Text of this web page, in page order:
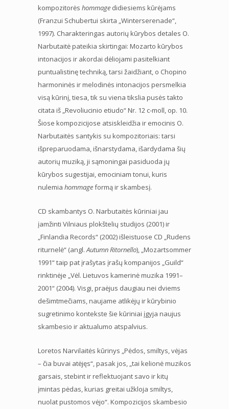
kompozitorės hommage didiesiems kūrėjams
(Franzui Schubertui skirta „Winterserenade“,
1997). Charakteringas autorių kūrybos detales O.
Narbutaitė pateikia skirtingai: Mozarto kūrybos
intonacijos ir akordai dėliojami pasitelkiant
puntualistinę techniką, tarsi žaidžiant, o Chopino
harmoninės ir melodinės intonacijos persmelkia
visą kūrinį, tiesa, tik su viena tikslia pusės takto
citata iš „Revoliucinio etiudo“ Nr. 12 c-moll, op. 10.
Šiose kompozicijose atsiskleidžia ir emocinis O.
Narbutaitės santykis su kompozitoriais: tarsi
išpreparuodama, išnarstydama, išardydama šių
autorių muziką, ji sąmoningai pasiduoda jų
kūrybos sugestijai, emociniam tonui, kuris
nulemia hommageformą ir skambesį.
CD skambantys O. Narbutaitės kūriniai jau
įamžinti Vilniaus plokštelių studijos (2001) ir
„Finlandia Records“ (2002) išleistuose CD „Rudens
riturnelė“ (angl. Autumn Ritornello), „Mozartsommer
1991“ taip pat įrašytas įrašų kompanijos „Guild“
rinktinėje „Vėl. Lietuvos kamerinė muzika 1991–
2001“ (2004). Visgi, praėjus daugiau nei dviems
dešimtmečiams, naujame atlikėjų ir kūrybinio
sugretinimo kontekste šie kūriniai įgyja naujus
skambesio ir aktualumo atspalvius.
Loretos Narvilaitės kūrinys „Pėdos, smiltys, vėjas
– čia buvai atėjęs“, pasak jos, „tai kelionė muzikos
garsais, stebint ir reflektuojant savo ir kitų
įmintas pėdas, kurias greitai užkloja smiltys,
nuolat pustomos vėjo“. Kompozicijos skambesio